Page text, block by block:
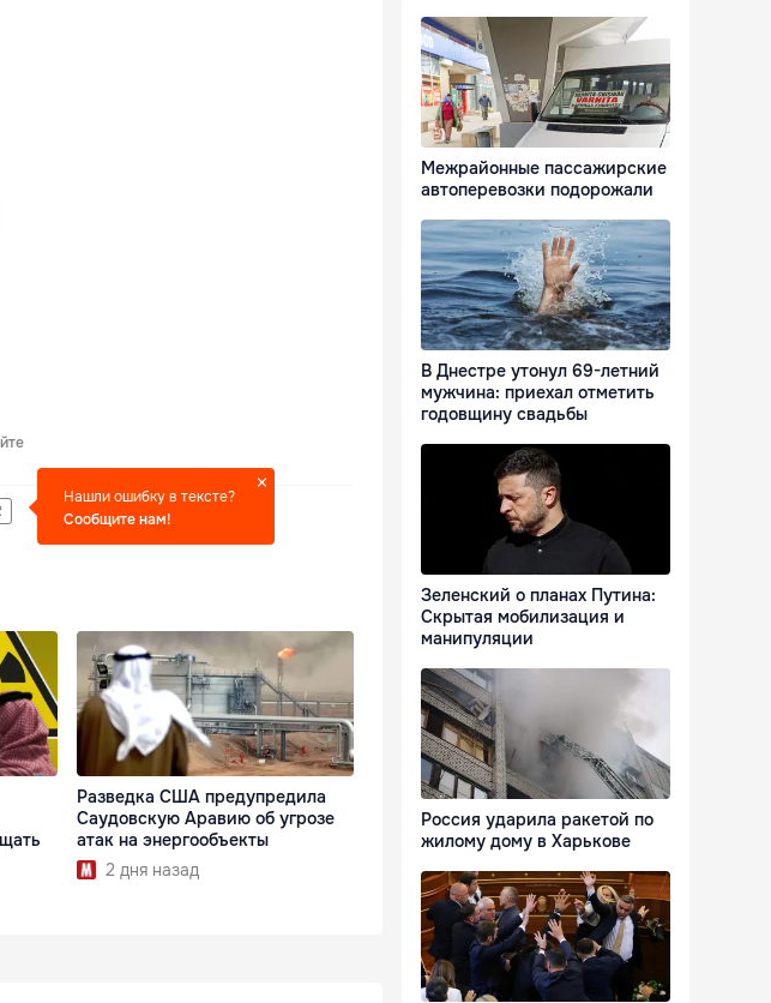
Нашли ошибку в тексте?
Сообщите нам!
Разведка США предупредила
Саудовскую Аравию об угрозе
атак на энергообъекты
2 дня назад
Межрайонные пассажирские
автоперевозки подорожали
В Днестре утонул 69-летний
мужчина: приехал отметить
годовщину свадьбы
Зеленский о планах Путина:
Скрытая мобилизация и
манипуляции
Россия ударила ракетой по
жилому дому в Харькове